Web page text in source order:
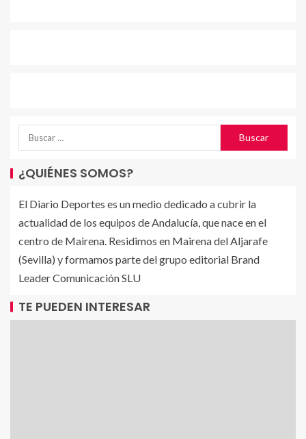
¿QUIÉNES SOMOS?
El Diario Deportes es un medio dedicado a cubrir la
actualidad de los equipos de Andalucía, que nace en el
centro de Mairena. Residimos en Mairena del Aljarafe
(Sevilla) y formamos parte del grupo editorial Brand
Leader Comunicación SLU
TE PUEDEN INTERESAR